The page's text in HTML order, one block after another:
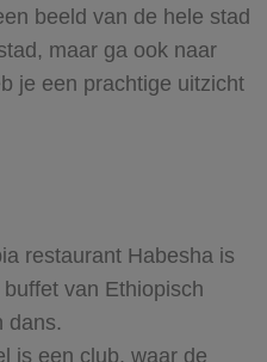
beeld van de hele stad
maar ga ook naar
je een prachtige uitzicht
restaurant Habesha is
van Ethiopisch
dans.
is een club, waar de